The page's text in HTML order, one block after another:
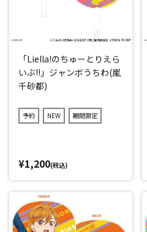
「Liella!のちゅーとりえら
いぶ!!」ジャンボうちわ(嵐
千砂都)
予約 NEW 期間限定
¥1,200(税込)